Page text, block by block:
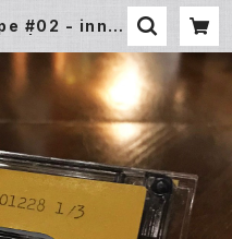
#02 - inner
Store